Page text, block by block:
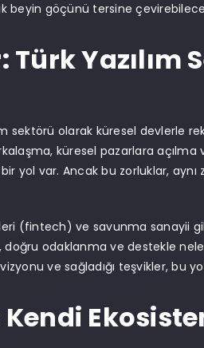
beyin göçünü tersine
Yazılım
sektörü olarak küresel devlerle
küresel pazarlara açılma
var. Ancak bu zorluklar, aynı
(fintech) ve savunma sanayii
doğru odaklanma ve destekle
ve sağladığı teşvikler, bu